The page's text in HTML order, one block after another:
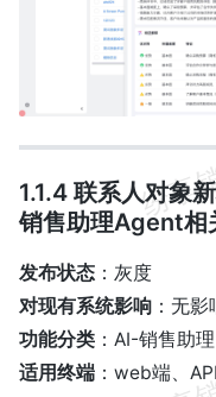
1.1.4 联系人对象
销售助理Agent相
发布状态 ：灰度
对现有系统影响 ：无影
功能分类 ：AI-销售助理
适用终端 ：web端、